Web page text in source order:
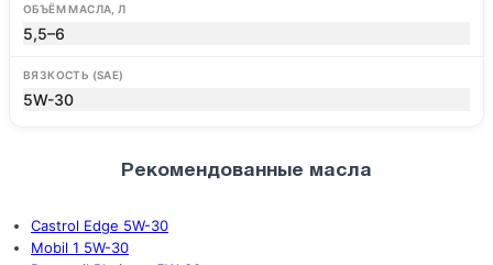
ОБЪЁМ МАСЛА, Л
5,5–6
ВЯЗКОСТЬ (SAE)
5W-30
Рекомендованные масла
Castrol Edge 5W-30
Mobil 1 5W-30